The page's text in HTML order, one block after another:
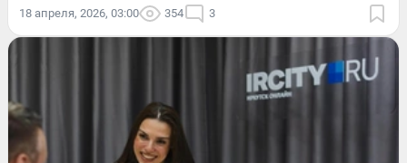
18 апреля, 2026, 03:00 354 3